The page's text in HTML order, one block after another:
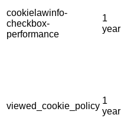
cookielawinfo-
checkbox-
performance
1
year
viewed_cookie_policy
1
year